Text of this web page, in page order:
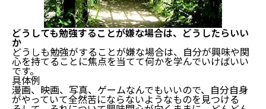
どうしても勉強することが嫌な場合は、どうしたらいい
か
どうしも勉強がすることが嫌な場合は、自分が興味や関
心を持てることに焦点を当てて何かを学んでいけばいい
です。
具体例
漫画、映画、写真、ゲームなんでもいいので、自分自身
がやっていて全然苦にならないようなものを見つける